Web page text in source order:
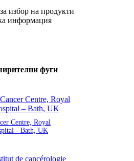
избор на продукти
информация
фуги
Centre, Royal
- Bath, UK